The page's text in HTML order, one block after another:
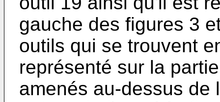
gauche des figures 3
outils qui se trouvent
représenté sur la
amenés au-dessus de